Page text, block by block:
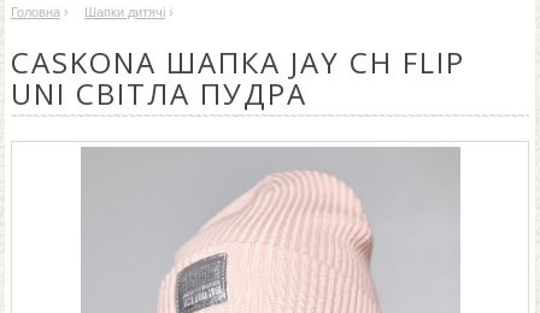
ПРО БРЕНД
ДОСТАВКА І ОПЛАТА
ОПТОВИМ КЛІЄНТАМ
Головна › Шапки дитячі ›
CASKONA ШАПКА JAY CH FLIP
UNI СВІТЛА ПУДРА